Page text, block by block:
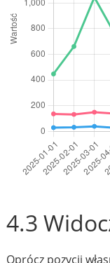
4.3
Oprócz pozycji